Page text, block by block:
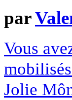
par
Vous
Jolie